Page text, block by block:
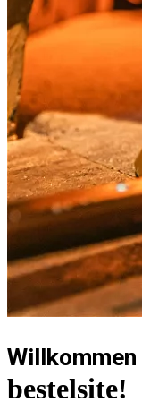
Willkommen
bestelsite!